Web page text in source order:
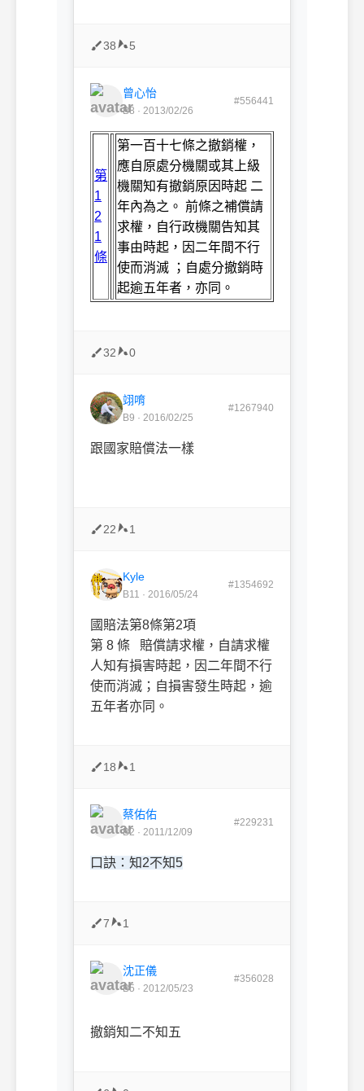
38 5
曾心怡
B8 · 2013/02/26
#556441
第
1
2
1
條
第一百十七條之撤銷權，
應自原處分機關或其上級
機關知有撤銷原因時起 二
年內為之。 前條之補償請
求權，自行政機關告知其
事由時起，因二年間不行
使而消滅 ；自處分撤銷時
起逾五年者，亦同。
32 0
翊唷
B9 · 2016/02/25
#1267940
跟國家賠償法一樣
22 1
Kyle
B11 · 2016/05/24
#1354692
國賠法第8條第2項
第 8 條 賠償請求權，自請求權
人知有損害時起，因二年間不行
使而消滅；自損害發生時起，逾
五年者亦同。
18 1
蔡佑佑
B2 · 2011/12/09
#229231
口訣：知2不知5
7 1
沈正儀
B5 · 2012/05/23
#356028
撤銷知二不知五